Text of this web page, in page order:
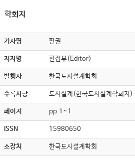
학회지
기사명 판권
저자명 편집부(Editor)
발행사 한국도시설계학회
수록사항 도시설계(한국도시설계학회
페이지 pp.1~1
ISSN 15980650
소장처 한국도시설계학회